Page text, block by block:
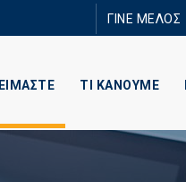
ΓΙΝΕ ΜΕΛΟΣ
ΤΙ ΚΑΝΟΥΜΕ